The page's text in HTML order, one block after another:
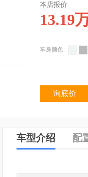
本店报价
13.19
车身颜色:
询底价
车型介绍 配